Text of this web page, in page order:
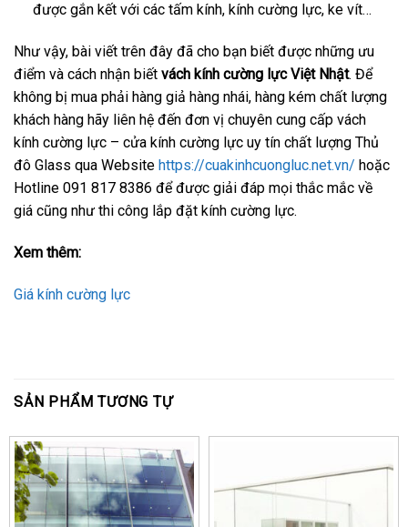
được gắn kết với các tấm kính, kính cường lực, ke vít…
Như vậy, bài viết trên đây đã cho bạn biết được những ưu
điểm và cách nhận biết vách kính cường lực Việt Nhật. Để
không bị mua phải hàng giả hàng nhái, hàng kém chất lượng
khách hàng hãy liên hệ đến đơn vị chuyên cung cấp vách
kính cường lực – cửa kính cường lực uy tín chất lượng Thủ
đô Glass qua Website https://cuakinhcuongluc.net.vn/ hoặc
Hotline 091 817 8386 để được giải đáp mọi thắc mắc về
giá cũng như thi công lắp đặt kính cường lực.
Xem thêm:
Giá kính cường lực
SẢN PHẨM TƯƠNG TỰ